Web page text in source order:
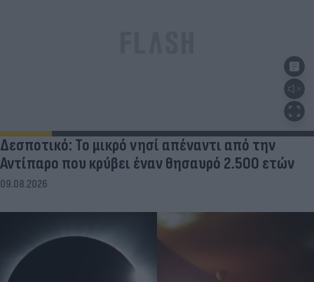
Δεσποτικό: Το μικρό νησί απέναντι από την
Αντίπαρο που κρύβει έναν θησαυρό 2.500 ετών
09.08.2026